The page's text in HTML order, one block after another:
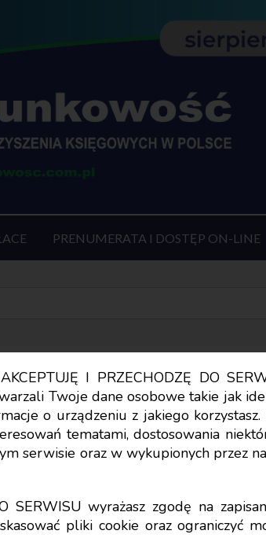
I PRZECHODZĘ DO
Twoje dane osobowe takie jak
o urządzeniu z jakiego
tematami, dostosowania
serwisie oraz w wykupionych przez
SERWISU wyrażasz zgodę na
pliki cookie oraz ograniczyć
PRENUMERATA I DOSTĘP ON-LINE
zlecenie